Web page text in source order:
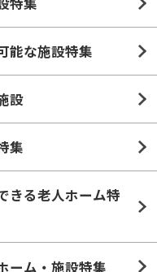
能な施設特集
設
集
きる老人ホーム特
ーム・施設特集